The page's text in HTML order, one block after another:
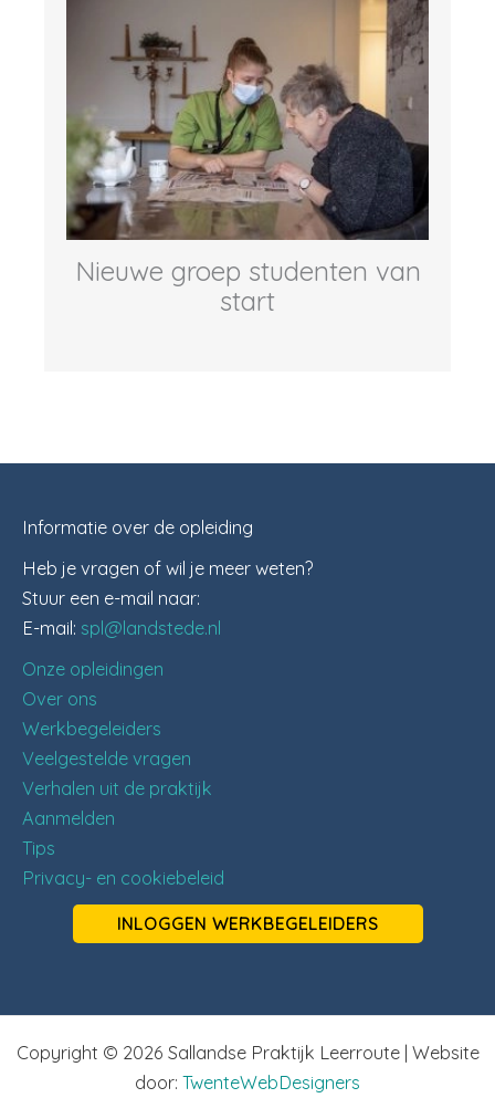
Nieuwe groep studenten van
start
Informatie over de opleiding
Heb je vragen of wil je meer weten?
Stuur een e-mail naar:
E-mail: spl@landstede.nl
Onze opleidingen
Over ons
Werkbegeleiders
Veelgestelde vragen
Verhalen uit de praktijk
Aanmelden
Tips
Privacy- en cookiebeleid
INLOGGEN WERKBEGELEIDERS
Copyright © 2026 Sallandse Praktijk Leerroute | Website
door: TwenteWebDesigners